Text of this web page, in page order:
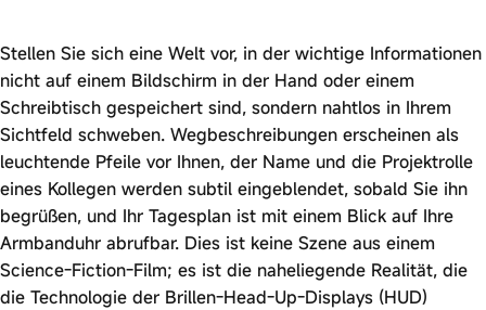
Stellen Sie sich eine Welt vor, in der wichtige Informationen
nicht auf einem Bildschirm in der Hand oder einem
Schreibtisch gespeichert sind, sondern nahtlos in Ihrem
Sichtfeld schweben. Wegbeschreibungen erscheinen als
leuchtende Pfeile vor Ihnen, der Name und die Projektrolle
eines Kollegen werden subtil eingeblendet, sobald Sie ihn
begrüßen, und Ihr Tagesplan ist mit einem Blick auf Ihre
Armbanduhr abrufbar. Dies ist keine Szene aus einem
Science-Fiction-Film; es ist die naheliegende Realität, die
die Technologie der Brillen-Head-Up-Displays (HUD)